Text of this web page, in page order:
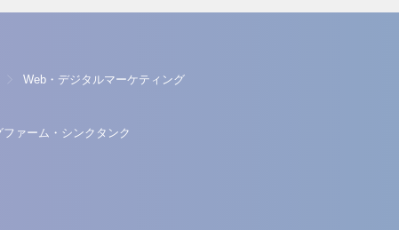
Web・デジタルマーケティング
ァーム・シンクタンク